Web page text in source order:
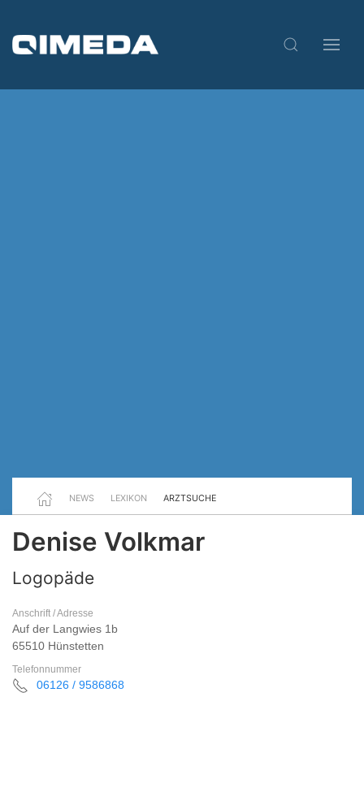
NEWS LEXIKON ARZTSUCHE
Denise Volkmar
Logopäde
Anschrift / Adresse
Auf der Langwies 1b
65510 Hünstetten
Telefonnummer
06126 / 9586868